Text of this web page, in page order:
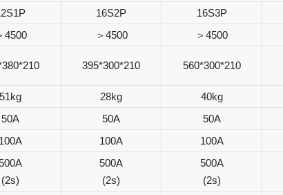
16S2P 16S3P
4500 ＞4500 ＞4500
395*300*210 560*300*210
51kg 28kg 40kg
50A 50A 50A
100A 100A 100A
(2s)
500A
(2s)
500A
(2s)